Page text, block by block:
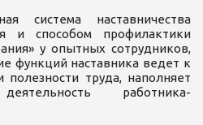
система наставничества
и способом профилактики
у опытных сотрудников,
функций наставника ведет к
полезности труда, наполняет
работника-